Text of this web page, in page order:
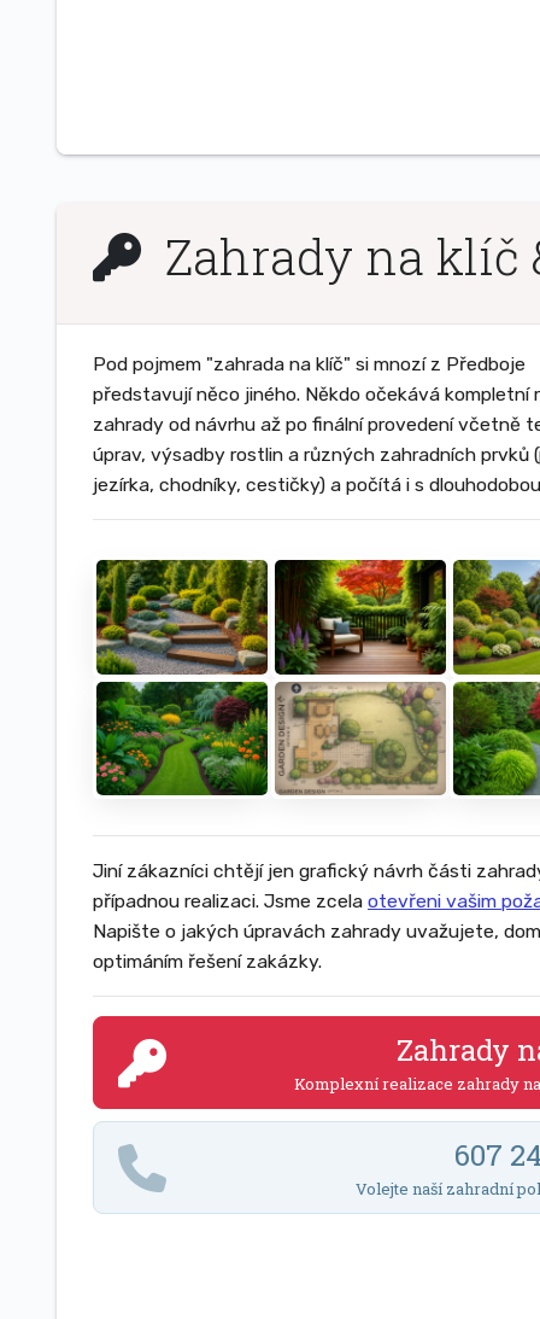
Zahrady na klíč
Pod pojmem "zahrada na klíč" si mnozí z Předboje
představují něco jiného. Někdo očekává kompletní
zahrady od návrhu až po finální provedení včetně
úprav, výsadby rostlin a různých zahradních prvků
jezírka, chodníky, cestičky) a počítá i s
Jiní zákazníci chtějí jen grafický návrh části
případnou realizaci. Jsme zcela otevřeni vašim
Napište o jakých úpravách zahrady uvažujete,
optimáním řešení zakázky.
Zahrady
Komplexní realizace zahrady
607
Volejte naší zahradní